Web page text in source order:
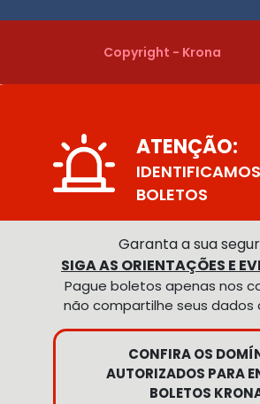
Copyright - Krona
ATENÇÃO:
BOLETOS
Garanta a sua
SIGA AS ORIENTAÇÕES E
Pague boletos apenas nos
não compartilhe seus dados
CONFIRA OS
AUTORIZADOS PARA
BOLETOS